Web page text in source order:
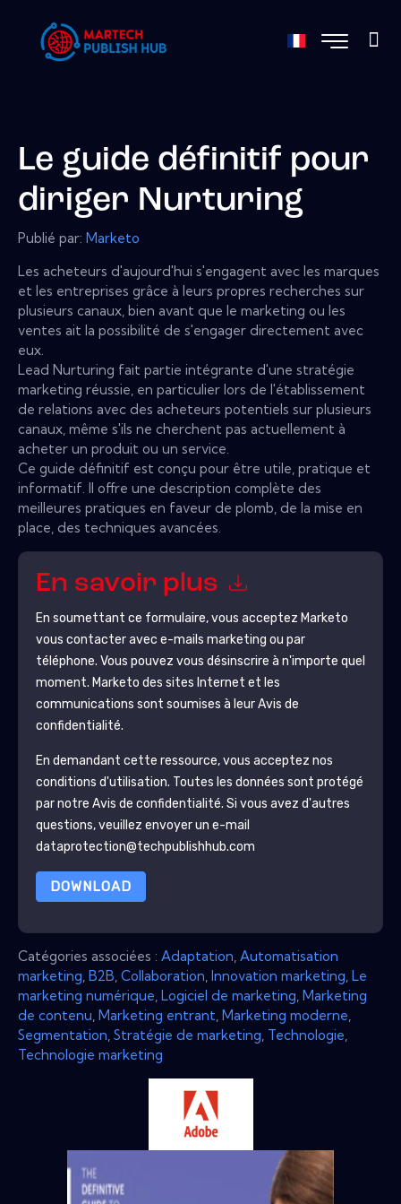
Le guide définitif pour
diriger Nurturing
Publié par: Marketo
Les acheteurs d'aujourd'hui s'engagent avec les marques
et les entreprises grâce à leurs propres recherches sur
plusieurs canaux, bien avant que le marketing ou les
ventes ait la possibilité de s'engager directement avec
eux.
Lead Nurturing fait partie intégrante d'une stratégie
marketing réussie, en particulier lors de l'établissement
de relations avec des acheteurs potentiels sur plusieurs
canaux, même s'ils ne cherchent pas actuellement à
acheter un produit ou un service.
Ce guide définitif est conçu pour être utile, pratique et
informatif. Il offre une description complète des
meilleures pratiques en faveur de plomb, de la mise en
place, des techniques avancées.
En savoir plus
En soumettant ce formulaire, vous acceptez Marketo
vous contacter avec e-mails marketing ou par
téléphone. Vous pouvez vous désinscrire à n'importe quel
moment. Marketo des sites Internet et les
communications sont soumises à leur Avis de
confidentialité.
En demandant cette ressource, vous acceptez nos
conditions d'utilisation. Toutes les données sont protégé
par notre Avis de confidentialité. Si vous avez d'autres
questions, veuillez envoyer un e-mail
dataprotection@techpublishhub.com
DOWNLOAD
Catégories associées : Adaptation Automatisation
marketing B2B Collaboration Innovation marketing Le
marketing numérique Logiciel de marketing Marketing
de contenu Marketing entrant Marketing moderne
Segmentation Stratégie de marketing Technologie
Technologie marketing